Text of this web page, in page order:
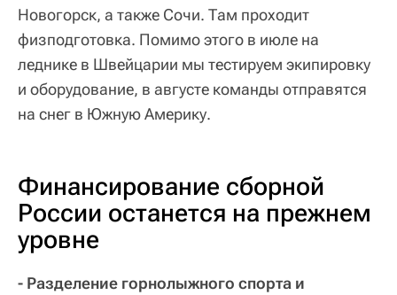
Новогорск, а также Сочи. Там проходит
физподготовка. Помимо этого в июле на
леднике в Швейцарии мы тестируем экипировку
и оборудование, в августе команды отправятся
на снег в Южную Америку.
Финансирование сборной
России останется на прежнем
уровне
- Разделение горнолыжного спорта и